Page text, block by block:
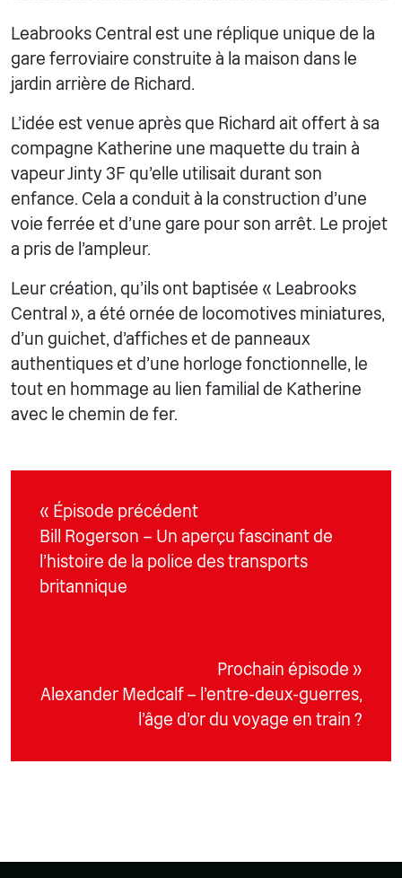
Leabrooks Central est une réplique unique de la
gare ferroviaire construite à la maison dans le
jardin arrière de Richard.
L'idée est venue après que Richard ait offert à sa
compagne Katherine une maquette du train à
vapeur Jinty 3F qu'elle utilisait durant son
enfance. Cela a conduit à la construction d'une
voie ferrée et d'une gare pour son arrêt. Le projet
a pris de l'ampleur.
Leur création, qu'ils ont baptisée « Leabrooks
Central », a été ornée de locomotives miniatures,
d'un guichet, d'affiches et de panneaux
authentiques et d'une horloge fonctionnelle, le
tout en hommage au lien familial de Katherine
avec le chemin de fer.
« Épisode précédent
Bill Rogerson – Un aperçu fascinant de
l'histoire de la police des transports
britannique
Prochain épisode »
Alexander Medcalf – l’entre-deux-guerres,
l’âge d’or du voyage en train ?